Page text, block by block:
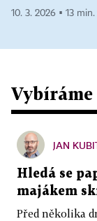
10. 3. 2026 ▪ 13
Vybíráme
JAN
Hledá se
majákem
Před několika